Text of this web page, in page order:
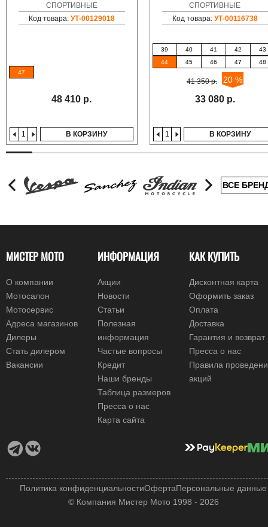
СПОРТИВНЫЕ
Код товара: УТ-00129018
47
48 410 р.
В КОРЗИНУ
СПОРТИВНЫЕ
Код товара: УТ-00116738
39 40 41 42
43
44
45 46 47 48
41 350 р. 20 %
33 080 р.
В КОРЗИНУ
ВСЕ
МИСТЕР МОТО
О компании
Мотосалон
Мотосервис
Адреса магазинов
Дилеры
Стать дилером
Вакансии
ИНФОРМАЦИЯ
Акции
Новости
Статьи
Полезная
информация
Частые вопросы
Кредит
Наши бренды
Таблица размеров
Пресса о нас
Карта сайта
КАК КУПИТЬ
Дисконтная карта
Оформить заказ
Оплата
Доставка
Гарантия и возврат
Пресса о нас
Правила
акций
© Компания Мистер Мото 1998 - 2026
Политика конфиденциальностиОфертаПерсональные данные